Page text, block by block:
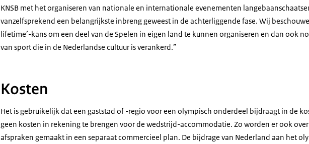
KNSB met het organiseren van nationale en internationale evenementen
vanzelfsprekend een belangrijkste inbreng geweest in de achterliggende fase. Wij
lifetime’-kans om een deel van de Spelen in eigen land te kunnen organiseren en dan ook
van sport die in de Nederlandse cultuur is verankerd.”
Kosten
Het is gebruikelijk dat een gaststad of -regio voor een olympisch onderdeel bijdraagt in de
geen kosten in rekening te brengen voor de wedstrijd-accommodatie. Zo worden er ook
afspraken gemaakt in een separaat commercieel plan. De bijdrage van Nederland aan het